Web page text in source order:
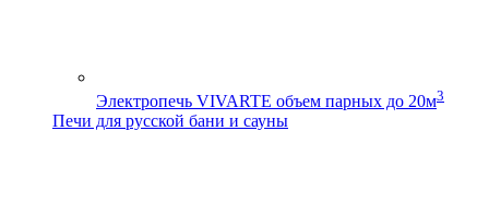
Электропечь VIVARTE объем парных до 20м3
Печи для русской бани и сауны